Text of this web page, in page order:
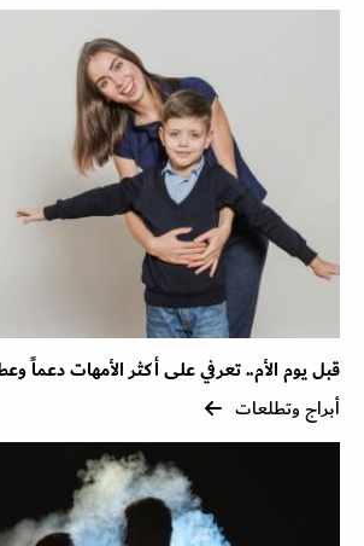
قبل يوم الأم.. تعرفي على أكثر الأمهات دعماً
أبراج وتطلعات